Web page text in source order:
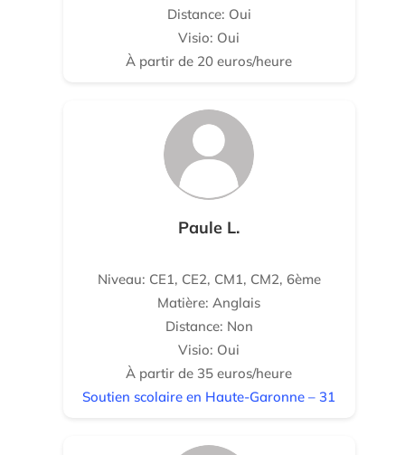
Distance: Oui
Visio: Oui
À partir de 20 euros/heure
Paule L.
Niveau: CE1, CE2, CM1, CM2, 6ème
Matière: Anglais
Distance: Non
Visio: Oui
À partir de 35 euros/heure
Soutien scolaire en Haute-Garonne – 31